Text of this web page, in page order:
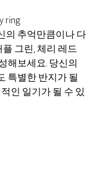
ring
의 추억만큼이나 다
그린, 체리 레드
해보세요. 당신의
특별한 반지가 될
인 일기가 될 수 있